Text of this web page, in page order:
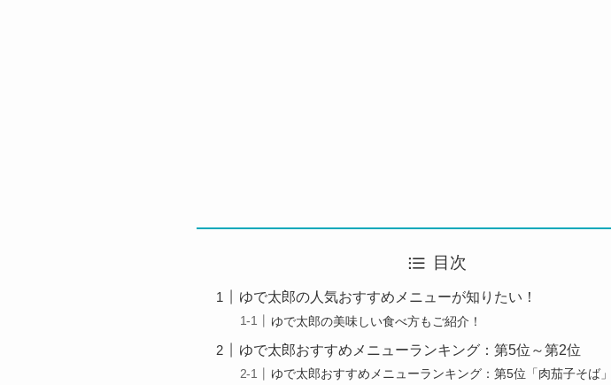
目次
ゆで太郎の人気おすすめメニューが知りたい！
ゆで太郎の美味しい食べ方もご紹介！
ゆで太郎おすすめメニューランキング：第5位～第2位
ゆで太郎おすすめメニューランキング：第5位「肉茄子そば」